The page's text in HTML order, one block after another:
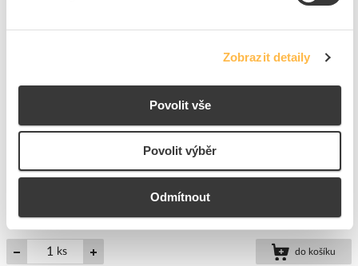
Zobrazit detaily
Povolit vše
Povolit výběr
Odmítnout
2 ks
PCE Svítilna Penlight P450 mini pracovní, 600 mAh,
9003399559334
Kód výrobce
PC-720450
ks do košíku